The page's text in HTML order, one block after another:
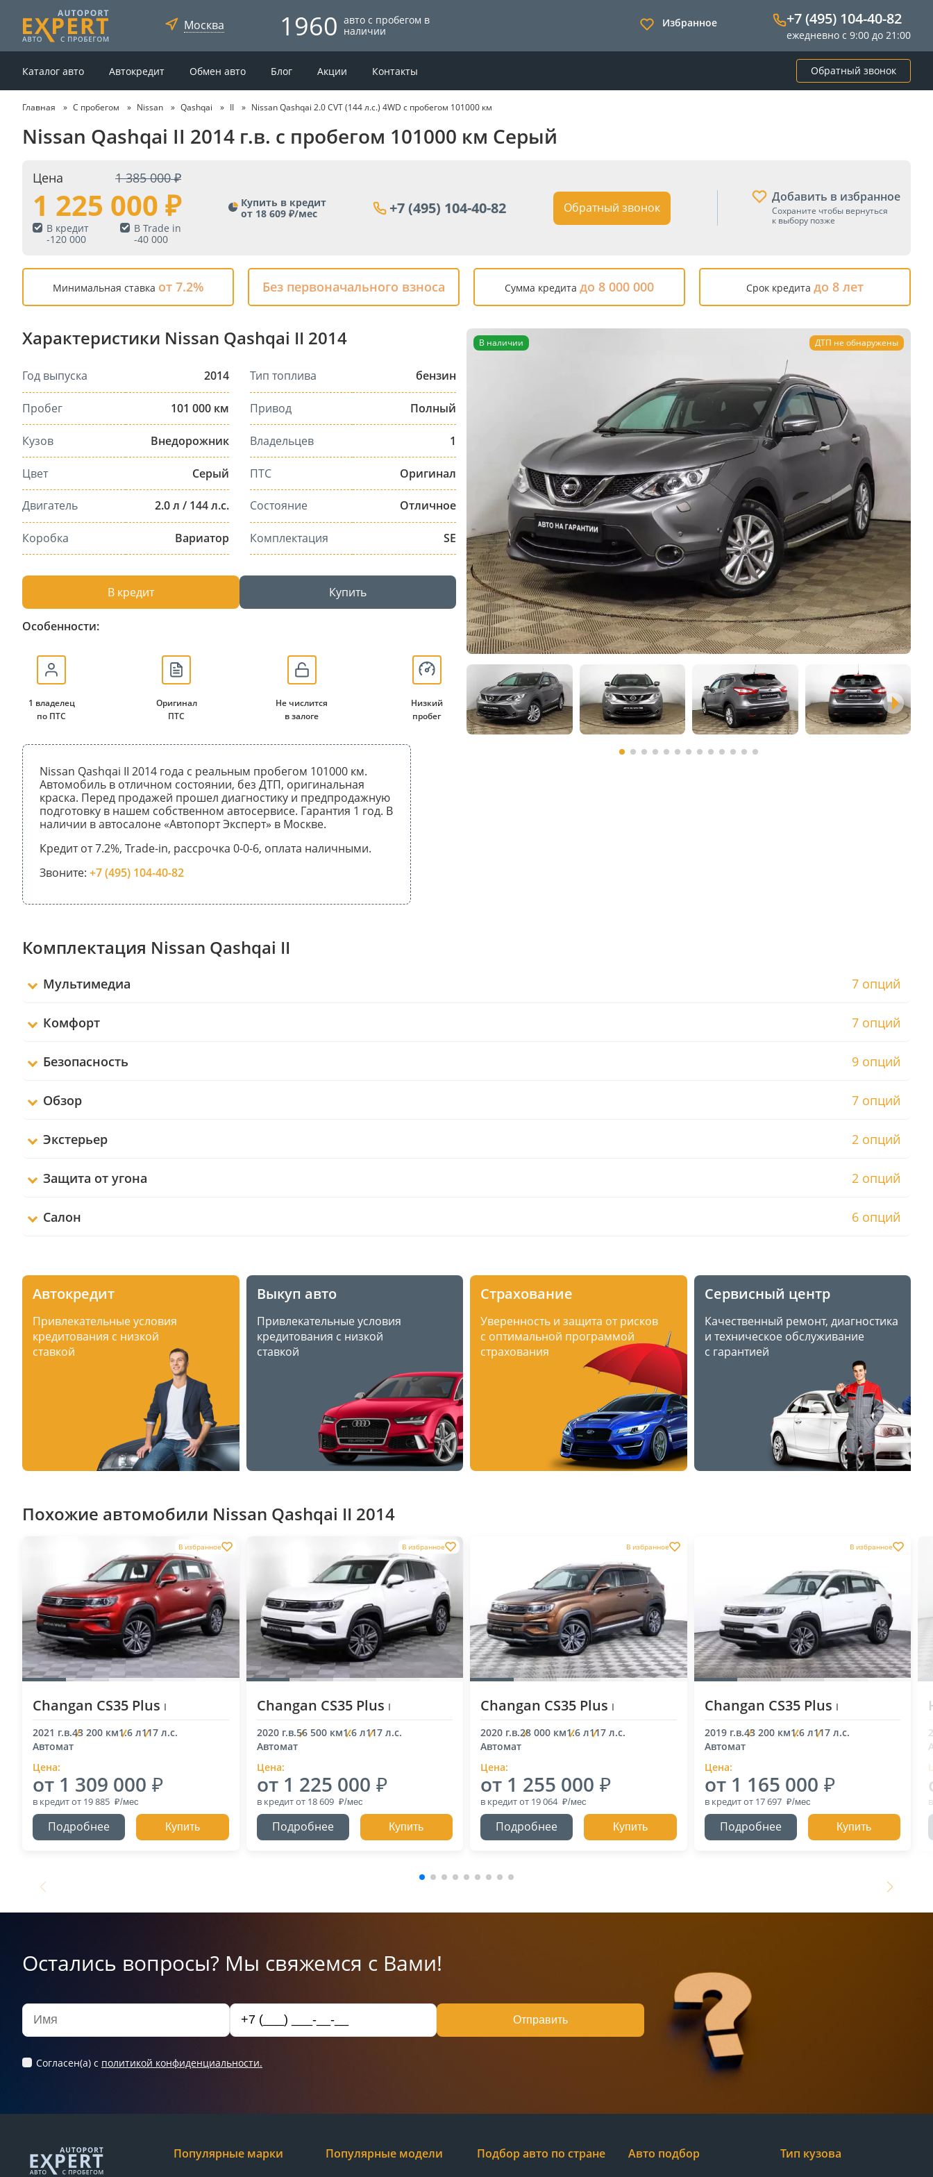
Москва 1960 авто с пробегом в
наличии
Избранное +7 (495) 104-40-82
ежедневно с 9:00 до 21:00
Каталог авто Автокредит Обмен авто Блог Акции Контакты Обратный звонок
Главная С пробегом Nissan Qashqai II Nissan Qashqai 2.0 CVT (144 л.с.) 4WD с пробегом 101000 км
Nissan Qashqai II 2014 г.в. с пробегом 101000 км Серый
Цена 1 385 000
1 225 000
В кредит
-120 000
В Trade in
-40 000
Купить в кредит
от 18 609 ₽/мес
+7 (495) 104-40-82 Обратный звонок
Добавить в избранное
Сохраните чтобы вернуться
к выбору позже
Минимальная ставка от 7.2% Без первоначального взноса Сумма кредита до 8 000 000 Срок кредита до 8 лет
Характеристики Nissan Qashqai II 2014
Год выпуска 2014
Пробег 101 000 км
Кузов Внедорожник
Цвет Серый
Двигатель 2.0 л / 144 л.с.
Коробка Вариатор
Тип топлива бензин
Привод Полный
Владельцев 1
ПТС Оригинал
Состояние Отличное
Комплектация SE
В кредит Купить
Особенности:
1 владелец
по ПТС
Оригинал
ПТС
Не числится
в залоге
Низкий
пробег
Nissan Qashqai II 2014 года с реальным пробегом 101000 км.
Автомобиль в отличном состоянии, без ДТП, оригинальная
краска. Перед продажей прошел диагностику и предпродажную
подготовку в нашем собственном автосервисе. Гарантия 1 год. В
наличии в автосалоне «Автопорт Эксперт» в Москве.
Кредит от 7.2%, Trade-in, рассрочка 0-0-6, оплата наличными.
Звоните: +7 (495) 104-40-82
В наличии ДТП не обнаружены
Комплектация Nissan Qashqai II
Мультимедиа 7 опций
Комфорт 7 опций
Безопасность 9 опций
Обзор 7 опций
Экстерьер 2 опций
Защита от угона 2 опций
Салон 6 опций
Автокредит
Привлекательные условия
кредитования с низкой
ставкой
Выкуп авто
Привлекательные условия
кредитования с низкой
ставкой
Страхование
Уверенность и защита от рисков
с оптимальной программой
страхования
Сервисный центр
Качественный ремонт, диагностика
и техническое обслуживание
с гарантией
Похожие автомобили Nissan Qashqai II 2014
В избранное
Changan CS35 Plus I
2021 г.в.43 200 км1.6 л117 л.с.
Автомат
Цена:
от 1 309 000
в кредитот 19 885
Подробнее Купить
В избранное
Changan CS35 Plus I
2020 г.в.56 500 км1.6 л117 л.с.
Автомат
Цена:
от 1 225 000
в кредитот 18 609
Подробнее Купить
В избранное
Changan CS35 Plus I
2020 г.в.28 000 км1.6 л117 л.с.
Автомат
Цена:
от 1 255 000
в кредитот 19 064
Подробнее Купить
В избранное
Changan CS35 Plus I
2019 г.в.43 200 км1.6 л117 л.с.
Автомат
Цена:
от 1 165 000
в кредитот 17 697
Подробнее Купить
Остались вопросы? Мы свяжемся с Вами!
Отправить
Согласен(а) c политикой конфиденциальности.
Популярные марки Популярные модели Подбор авто по стране Авто подбор Тип кузова